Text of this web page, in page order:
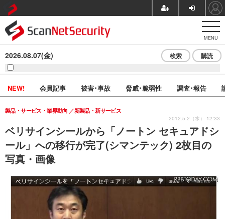
MENU
2026.08.07(金) 検索 購読
NEW! 会員記事 被害･事故 脅威･脆弱性 調査･報告
ベリサインシールから「ノートン セキュアドシ
ール」への移行が完了(シマンテック) 2枚目の
写真・画像
製品・サービス・業界動向 新製品・新サービス
2012.5.2（水） 12:33